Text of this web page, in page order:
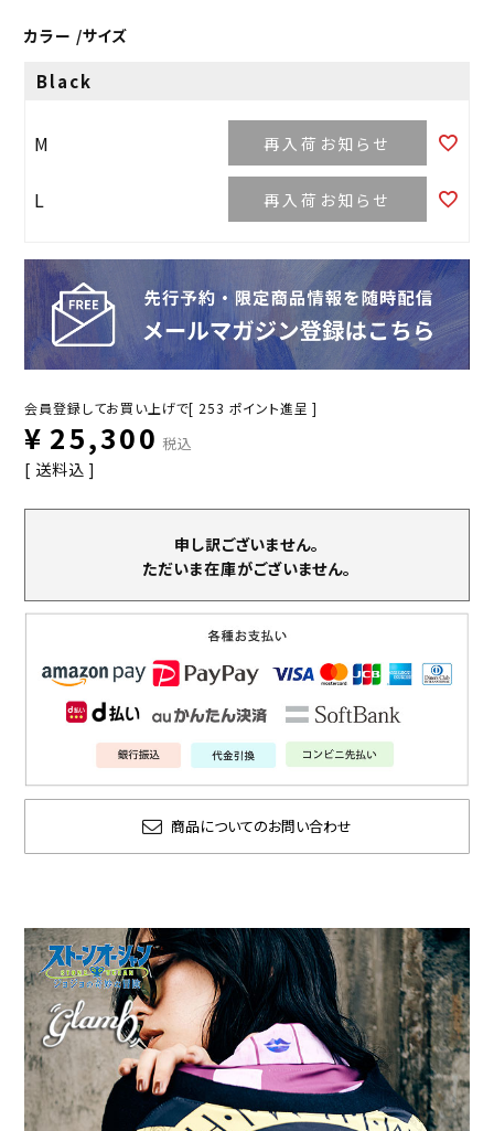
カラー サイズ
Black
M 再入荷お知らせ
L 再入荷お知らせ
会員登録してお買い上げで[ 253 ポイント進呈 ]
¥ 25,300 税込
送料込
申し訳ございません。
ただいま在庫がございません。
商品についてのお問い合わせ